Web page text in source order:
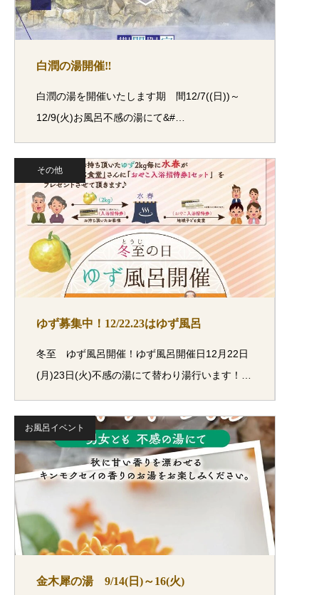
白潤の湯開催‼
白潤の湯を開催いたします期 間12/7((日))～
12/9(火)お風呂不感の湯にて&#…
その他
ゆず募集中！12/22.23はゆず風呂
冬至 ゆず風呂開催！ゆず風呂開催日12月22日
(月)23日(火)不感の湯にて替わり湯行います！…
お風呂イベント
金木犀の湯 9/14(日)～16(火)